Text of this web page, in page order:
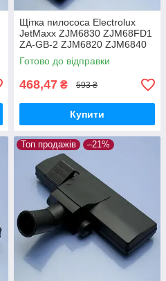
Щітка пилососа Electrolux
JetMaxx ZJM6830 ZJM68FD1
ZA-GB-2 ZJM6820 ZJM6840
EL4042A ZJG6800 для
ламіната паркета
Готово до відправки
468,47 ₴ 593 ₴
Купити
Топ продажів –21%